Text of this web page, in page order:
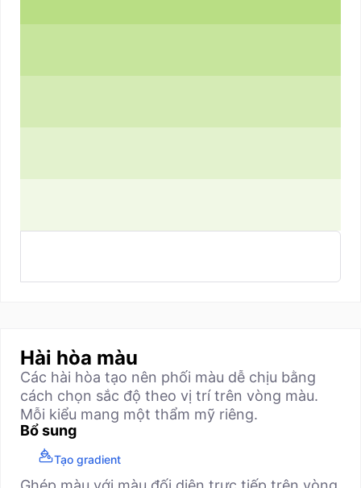
Hài hòa màu
Các hài hòa tạo nên phối màu dễ chịu bằng
cách chọn sắc độ theo vị trí trên vòng màu.
Mỗi kiểu mang một thẩm mỹ riêng.
Bổ sung
Tạo gradient